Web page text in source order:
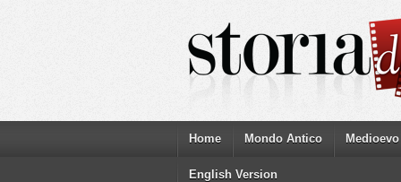
Home Mondo Antico Medioevo
English Version